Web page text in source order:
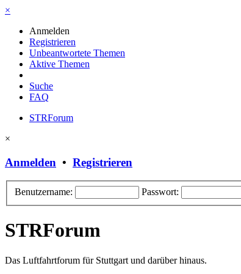
×
Anmelden
Registrieren
Unbeantwortete Themen
Aktive Themen
Suche
FAQ
STRForum
×
Anmelden • Registrieren
Benutzername: Passwort:
STRForum
Das Luftfahrtforum für Stuttgart und darüber hinaus.